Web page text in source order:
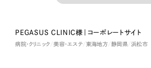
PEGASUS CLINIC様｜コーポレートサイト
病院・クリニック 美容・エステ 東海地方 静岡県 浜松市